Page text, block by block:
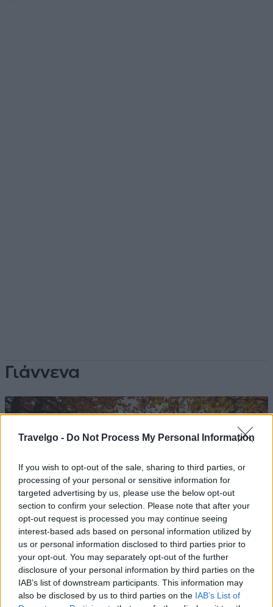
Travelgo - Do Not Process My Personal Information
If you wish to opt-out of the sale, sharing to third parties, or
processing of your personal or sensitive information for
targeted advertising by us, please use the below opt-out
section to confirm your selection. Please note that after your
opt-out request is processed you may continue seeing
interest-based ads based on personal information utilized by
us or personal information disclosed to third parties prior to
your opt-out. You may separately opt-out of the further
disclosure of your personal information by third parties on the
IAB’s list of downstream participants. This information may
also be disclosed by us to third parties on the IAB’s List of
Γιάννενα
Πηγή: Shutterstock